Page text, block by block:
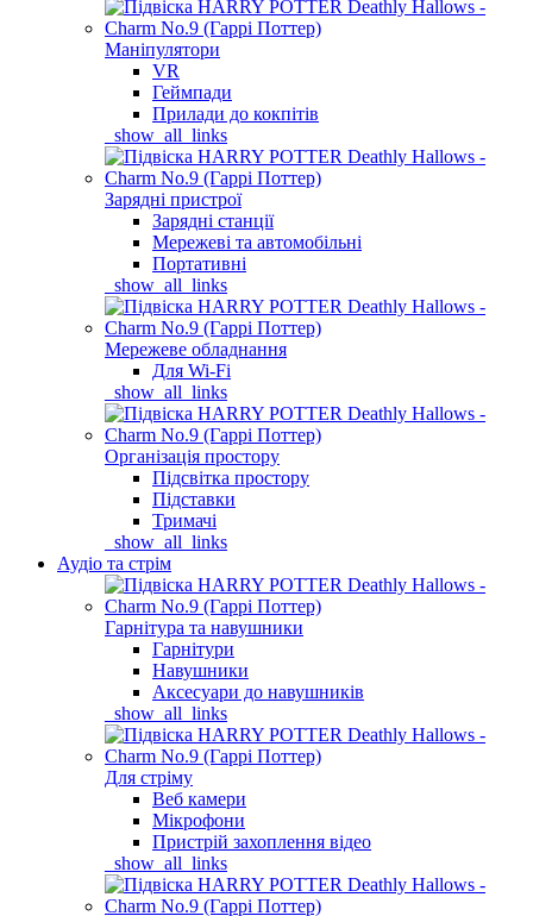
Маніпулятори
VR
Геймпади
Прилади до кокпітів
_show_all_links
Зарядні пристрої
Зарядні станції
Мережеві та автомобільні
Портативні
_show_all_links
Мережеве обладнання
Для Wi-Fi
_show_all_links
Організація простору
Підсвітка простору
Підставки
Тримачі
_show_all_links
Аудіо та стрім
Гарнітура та навушники
Гарнітури
Навушники
Аксесуари до навушників
_show_all_links
Для стріму
Веб камери
Мікрофони
Пристрій захоплення відео
_show_all_links